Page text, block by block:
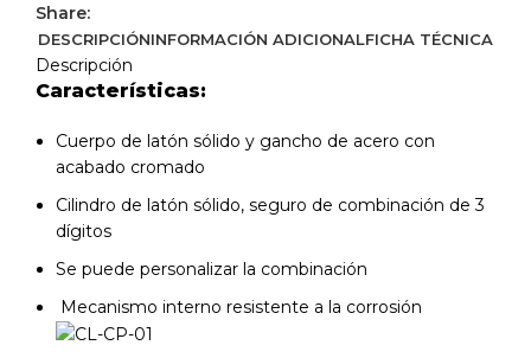
blíster
-
Hermex
43347
Share:
DESCRIPCIÓNINFORMACIÓN ADICIONALFICHA TÉCNICA
Descripción
Características:
Cuerpo de latón sólido y gancho de acero con
acabado cromado
Cilindro de latón sólido, seguro de combinación de 3
dígitos
Se puede personalizar la combinación
Mecanismo interno resistente a la corrosión